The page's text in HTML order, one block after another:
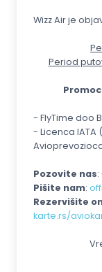
Wizz Air je
Period
- FlyTime doo
- Licenca
Pozovite nas:
Pišite nam:
Rezervišite
karte.rs/